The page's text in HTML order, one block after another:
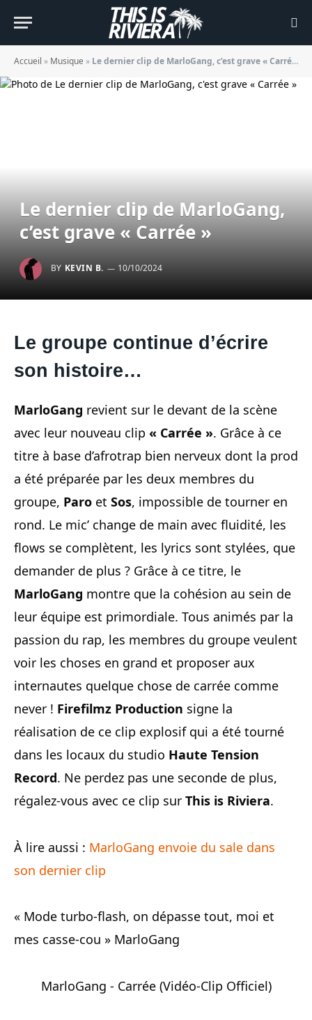
Accueil » Musique » Le dernier clip de MarloGang, c’est grave « Carrée »
Le dernier clip de MarloGang,
c’est grave « Carrée »
BY KEVIN B. 10/10/2024
Le groupe continue d’écrire
son histoire…
MarloGang revient sur le devant de la scène
avec leur nouveau clip « Carrée ». Grâce à ce
titre à base d’afrotrap bien nerveux dont la prod
a été préparée par les deux membres du
groupe, Paro et Sos, impossible de tourner en
rond. Le mic’ change de main avec fluidité, les
flows se complètent, les lyrics sont stylées, que
demander de plus ? Grâce à ce titre, le
MarloGang montre que la cohésion au sein de
leur équipe est primordiale. Tous animés par la
passion du rap, les membres du groupe veulent
voir les choses en grand et proposer aux
internautes quelque chose de carrée comme
never ! Firefilmz Production signe la
réalisation de ce clip explosif qui a été tourné
dans les locaux du studio Haute Tension
Record. Ne perdez pas une seconde de plus,
régalez-vous avec ce clip sur This is Riviera.
À lire aussi : MarloGang envoie du sale dans
son dernier clip
« Mode turbo-flash, on dépasse tout, moi et
mes casse-cou » MarloGang
MarloGang - Carrée (Vidéo-Clip Officiel)